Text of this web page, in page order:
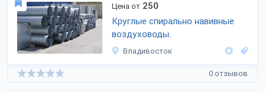
Цена от 250
Круглые спирально навивные
воздуховоды.
Владивосток
0 отзывов